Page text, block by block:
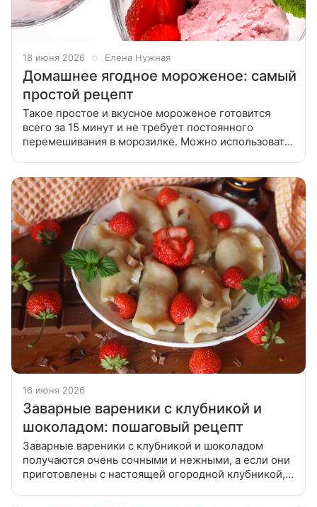
18 июня 2026 Елена Нужная
Домашнее ягодное мороженое: самый
простой рецепт
Такое простое и вкусное мороженое готовится
всего за 15 минут и не требует постоянного
перемешивания в морозилке. Можно использовать
16 июня 2026
Заварные вареники с клубникой и
шоколадом: пошаговый рецепт
Заварные вареники с клубникой и шоколадом
получаются очень сочными и нежными, а если они
приготовлены с настоящей огородной клубникой,